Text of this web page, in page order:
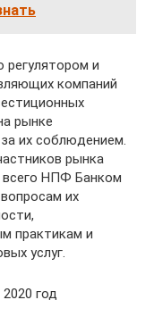
регулятором и
компаний
рынке
их соблюдением.
рынка
всего НПФ Банком
их
практикам и
услуг.
год